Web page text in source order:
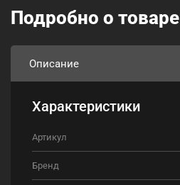
Подробно о товаре
Описание
Характеристики
Артикул
Бренд